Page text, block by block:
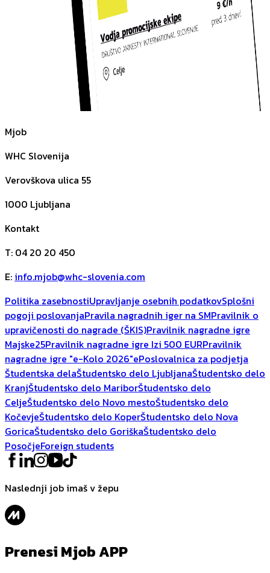
Mjob
WHC Slovenija
Verovškova ulica 55
1000 Ljubljana
Kontakt
T: 04 20 20 450
E: info.mjob@whc-slovenia.com
Politika zasebnostiUpravljanje osebnih podatkovSplošni
pogoji poslovanjaPravila nagradnih iger na SMPravilnik o
upravičenosti do nagrade (ŠKIS)Pravilnik nagradne igre
Majske25Pravilnik nagradne igre Izi 500 EURPravilnik
nagradne igre "e-Kolo 2026"ePoslovalnica za podjetja
Študentska delaŠtudentsko delo LjubljanaŠtudentsko delo
KranjŠtudentsko delo MariborŠtudentsko delo
CeljeŠtudentsko delo Novo mestoŠtudentsko delo
KočevjeŠtudentsko delo KoperŠtudentsko delo Nova
GoricaŠtudentsko delo GoriškaŠtudentsko delo
PosočjeForeign students
Naslednji job imaš v žepu
Prenesi Mjob APP